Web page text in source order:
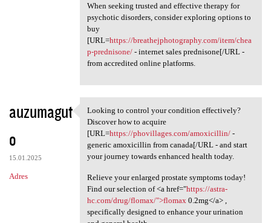
When seeking trusted and effective therapy for
psychotic disorders, consider exploring options to
buy
[URL=https://breathejphotography.com/item/chea
p-prednisone/- internet sales prednisone[/URL -
from accredited online platforms.
auzumagut
o
15.01.2025
Adres
Looking to control your
Looking to control your condition effectively?
Discover how to acquire
[URL=https://phovillages.com/amoxicillin/-
generic amoxicillin from canada[/URL - and start
your journey towards enhanced health today.
Relieve your enlarged prostate symptoms today!
Find our selection of <a href="https://astra-
hc.com/drug/flomax/">flomax 0.2mg</a> ,
specifically designed to enhance your urination